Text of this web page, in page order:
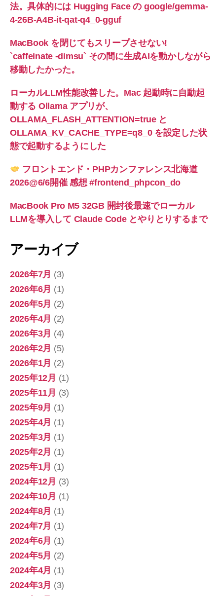
法。具体的には Hugging Face の google/gemma-
4-26B-A4B-it-qat-q4_0-gguf
MacBook を閉じてもスリープさせない!
`caffeinate -dimsu` その間に生成AIを動かしながら
移動したかった。
ローカルLLM性能改善した。Mac 起動時に自動起
動する Ollama アプリが、
OLLAMA_FLASH_ATTENTION=true と
OLLAMA_KV_CACHE_TYPE=q8_0 を設定した状
態で起動するようにした
フロントエンド・PHPカンファレンス北海道
2026@6/6開催 感想 #frontend_phpcon_do
MacBook Pro M5 32GB 開封後最速でローカル
LLMを導入して Claude Code とやりとりするまで
アーカイブ
2026年7月 (3)
2026年6月 (1)
2026年5月 (2)
2026年4月 (2)
2026年3月 (4)
2026年2月 (5)
2026年1月 (2)
2025年12月 (1)
2025年11月 (3)
2025年9月 (1)
2025年4月 (1)
2025年3月 (1)
2025年2月 (1)
2025年1月 (1)
2024年12月 (3)
2024年10月 (1)
2024年8月 (1)
2024年7月 (1)
2024年6月 (1)
2024年5月 (2)
2024年4月 (1)
2024年3月 (3)